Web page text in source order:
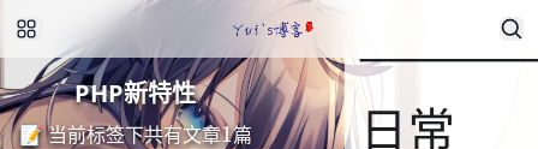
PHP新特性
📝 当前标签下共有文章
1
篇